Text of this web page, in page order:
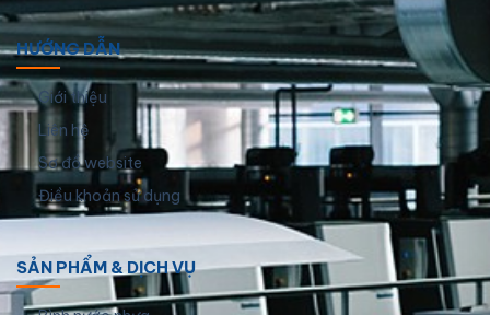
HƯỚNG DẪN
Giới thiệu
Liên hệ
Sơ đồ website
Điều khoản sử dụng
SẢN PHẨM & DỊCH VỤ